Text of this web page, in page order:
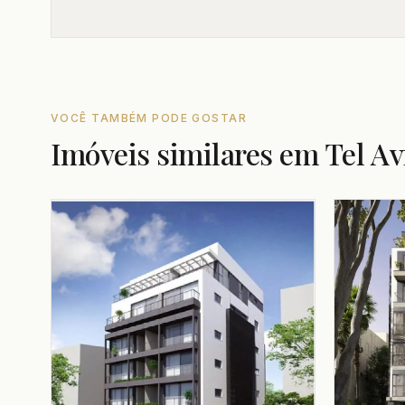
VOCÊ TAMBÉM PODE GOSTAR
Imóveis similares em Tel